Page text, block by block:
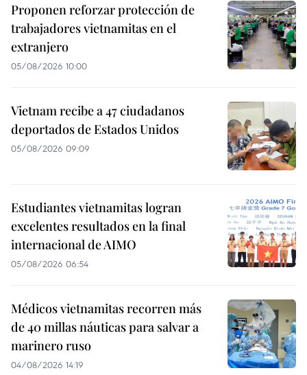
Proponen reforzar protección de
trabajadores vietnamitas en el
extranjero
05/08/2026 10:00
Vietnam recibe a 47 ciudadanos
deportados de Estados Unidos
05/08/2026 09:09
Estudiantes vietnamitas logran
excelentes resultados en la final
internacional de AIMO
05/08/2026 06:54
Médicos vietnamitas recorren más
de 40 millas náuticas para salvar a
marinero ruso
04/08/2026 14:19